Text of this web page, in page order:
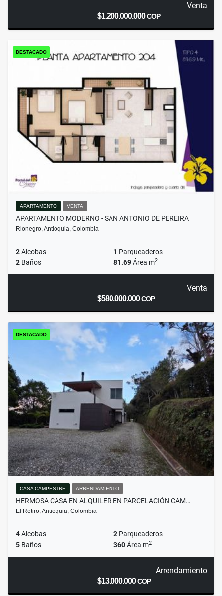
Venta
$1.200.000.000COP
DESTACADO
APARTAMENTO VENTA
APARTAMENTO MODERNO - SAN ANTONIO DE PEREIRA
Rionegro, Antioquia, Colombia
2Alcobas 1 Parqueaderos
2 Baños 81.69Área m2
Venta
$580.000.000COP
DESTACADO
CASA CAMPESTRE ARRENDAMIENTO
HERMOSA CASA EN ALQUILER EN PARCELACIÓN CAM…
El Retiro, Antioquia, Colombia
4Alcobas 2 Parqueaderos
5 Baños 360Área m2
Arrendamiento
$13.000.000COP